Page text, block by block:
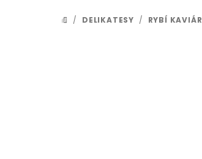
DOMŮ
/ DELIKATESY / RYBÍ KAVIÁR